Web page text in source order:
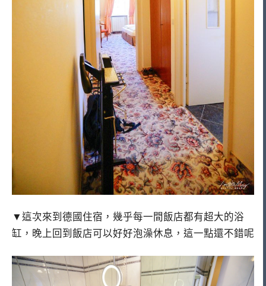
▼這次來到德國住宿，幾乎每一間飯店都有超大的浴
缸，晚上回到飯店可以好好泡澡休息，這一點還不錯呢